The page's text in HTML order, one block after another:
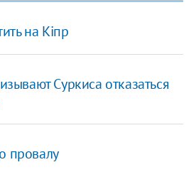
на Кіпр
Суркиса отказаться
провалу